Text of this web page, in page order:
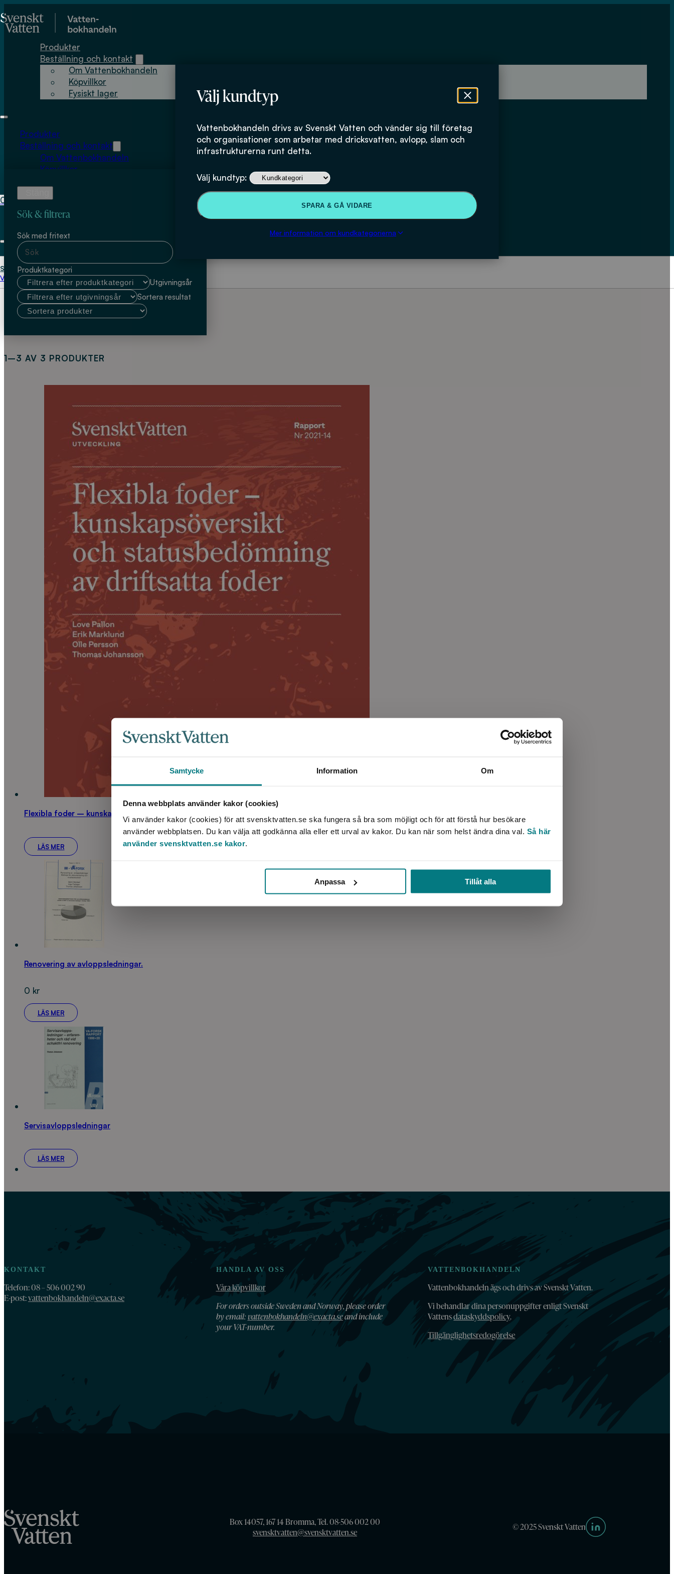
Samtycke Information Om
Denna webbplats använder kakor (cookies)
Vi använder kakor (cookies) för att svensktvatten.se ska fungera så bra som möjligt och för att förstå hur besökare
använder webbplatsen. Du kan välja att godkänna alla eller ett urval av kakor. Du kan när som helst ändra dina val. Så här
använder svensktvatten.se kakor.
Anpassa Tillåt alla
Välj kundtyp
Vattenbokhandeln drivs av Svenskt Vatten och vänder sig till företag
och organisationer som arbetar med dricksvatten, avlopp, slam och
infrastrukturerna runt detta.
Välj kundtyp:
SPARA & GÅ VIDARE
Mer information om kundkategorierna
Produkter
Beställning och kontakt
Om Vattenbokhandeln
Köpvillkor
Fysiskt lager
Produkter
Beställning och kontakt
Om Vattenbokhandeln
Köpvillkor
0
kr
Inga produkter i varukorgen.
Start Thomas Johansson
Välj kundtyp
Thomas Johansson
Sök & filtrera
Sök med fritext
Produktkategori
Utgivningsår
Sortera resultat
1–3 AV 3 PRODUKTER
Flexibla foder – kunskapsöversikt och statusbedömning av driftsatta foder
LÄS MER
Renovering av avloppsledningar.
0 kr
LÄS MER
Servisavloppsledningar
LÄS MER
KONTAKT
Telefon: 08 – 506 002 90
E-post:vattenbokhandeln@exacta.se
HANDLA AV OSS
Våra köpvillkor
For orders outside Sweden and Norway, please order
by email:vattenbokhandeln@exacta.seand include
your VAT-number.
VATTENBOKHANDELN
Vattenbokhandeln ägs och drivs av Svenskt Vatten.
Vi behandlar dina personuppgifter enligt Svenskt
Vattensdataskyddspolicy.
Tillgänglighetsredogörelse
Box 14057, 167 14 Bromma, Tel. 08-506 002 00
svensktvatten@svensktvatten.se
© 2025 Svenskt Vatten